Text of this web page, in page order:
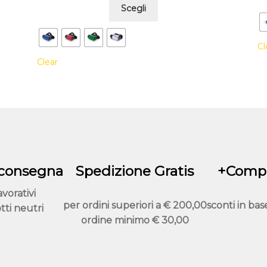
Scegli
pagina
Clear
neutri
Spedizione Gratis
per ordini superiori a € 200,00
ordine minimo€ 30,00
sconti in